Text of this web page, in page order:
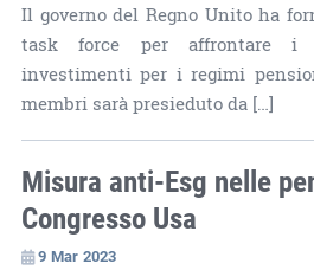
Il governo del Regno Unito ha
task force per affrontare i
investimenti per i regimi
membri sarà presieduto da […]
Misura anti-Esg nelle
Congresso Usa
9 Mar 2023